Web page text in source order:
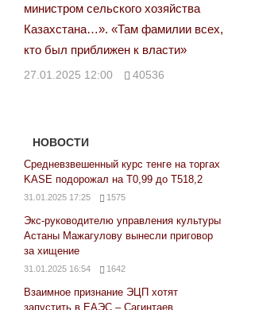
министром сельского хозяйства
Казахстана…». «Там фамилии всех,
кто был приближен к власти»
27.01.2025 12:00 40536
НОВОСТИ
Средневзвешенный курс тенге на торгах
KASE подорожал на Т0,99 до Т518,2
31.01.2025 17:25 1575
Экс-руководителю управления культуры
Астаны Мажагулову вынесли приговор
за хищение
31.01.2025 16:54 1642
Взаимное признание ЭЦП хотят
запустить в ЕАЭС – Сагинтаев